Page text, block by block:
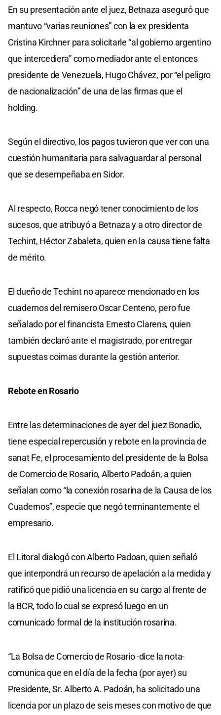
En su presentación ante el juez, Betnaza aseguró que
mantuvo “varias reuniones” con la ex presidenta
Cristina Kirchner para solicitarle “al gobierno argentino
que intercediera” como mediador ante el entonces
presidente de Venezuela, Hugo Chávez, por “el peligro
de nacionalización” de una de las firmas que el
holding.
Según el directivo, los pagos tuvieron que ver con una
cuestión humanitaria para salvaguardar al personal
que se desempeñaba en Sidor.
Al respecto, Rocca negó tener conocimiento de los
sucesos, que atribuyó a Betnaza y a otro director de
Techint, Héctor Zabaleta, quien en la causa tiene falta
de mérito.
El dueño de Techint no aparece mencionado en los
cuadernos del remisero Oscar Centeno, pero fue
señalado por el financista Ernesto Clarens, quien
también declaró ante el magistrado, por entregar
supuestas coimas durante la gestión anterior.
Rebote en Rosario
Entre las determinaciones de ayer del juez Bonadio,
tiene especial repercusión y rebote en la provincia de
sanat Fe, el procesamiento del presidente de la Bolsa
de Comercio de Rosario, Alberto Padoán, a quien
señalan como “la conexión rosarina de la Causa de los
Cuadernos”, especie que negó terminantemente el
empresario.
El Litoral dialogó con Alberto Padoan, quien señaló
que interpondrá un recurso de apelación a la medida y
ratificó que pidió una licencia en su cargo al frente de
la BCR, todo lo cual se expresó luego en un
comunicado formal de la institución rosarina.
“La Bolsa de Comercio de Rosario -dice la nota-
comunica que en el día de la fecha (por ayer) su
Presidente, Sr. Alberto A. Padoán, ha solicitado una
licencia por un plazo de seis meses con motivo de que